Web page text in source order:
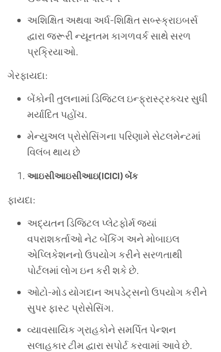
અશિક્ષિત અથવા અર્ધ-શિક્ષિત સબ્સ્ક્રાઇબર્સ
દ્વારા જરૂરી ન્યૂનતમ કાગળવર્ક સાથે સરળ
પ્રક્રિયાઓ.
ગેરફાયદા:
બેંકોની તુલનામાં ડિજિટલ ઇન્ફ્રાસ્ટ્રક્ચર સુધી
મર્યાદિત પહોંચ.
મેન્યુઅલ પ્રોસેસિંગના પરિણામે સેટલમેન્ટમાં
વિલંબ થાય છે
આઇસીઆઇસીઆઇ(ICICI) બેંક
ફાયદા:
અદ્યતન ડિજિટલ પ્લેટફોર્મ જ્યાં
વપરાશકર્તાઓ નેટ બેંકિંગ અને મોબાઇલ
એપ્લિકેશનનો ઉપયોગ કરીને સરળતાથી
પોર્ટલમાં લોગ ઇન કરી શકે છે.
ઓટો-મોડ યોગદાન અપડેટ્સનો ઉપયોગ કરીને
સુપર ફાસ્ટ પ્રોસેસિંગ.
વ્યાવસાયિક ગ્રાહકોને સમર્પિત પેન્શન
સલાહકાર ટીમ દ્વારા સપોર્ટ કરવામાં આવે છે.